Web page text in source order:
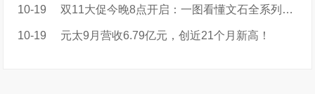
10-19 双11大促今晚8点开启：一图看懂文石全系列优惠攻略！
10-19 元太9月营收6.79亿元，创近21个月新高！